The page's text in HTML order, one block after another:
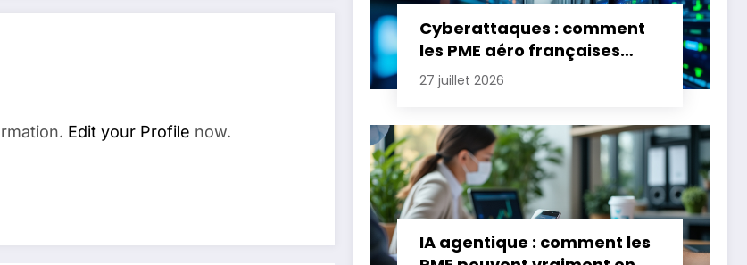
Edit your Profile now.
Cyberattaques : comment
les PME aéro françaises
renforcent leur défense
27 juillet 2026
IA agentique : comment les